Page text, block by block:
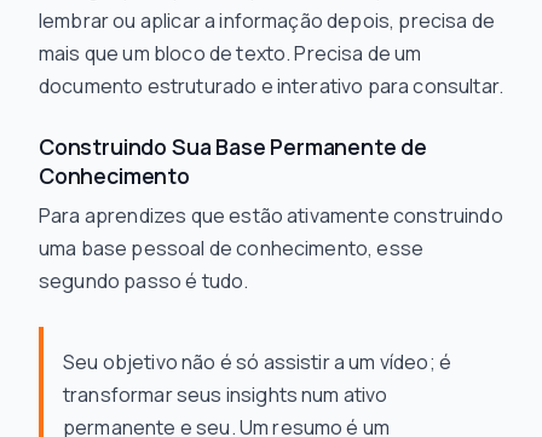
lembrar ou aplicar a informação depois, precisa de
mais que um bloco de texto. Precisa de um
documento estruturado e interativo para consultar.
Construindo Sua Base Permanente de
Conhecimento
Para aprendizes que estão ativamente construindo
uma base pessoal de conhecimento, esse
segundo passo é tudo.
Seu objetivo não é só assistir a um vídeo; é
transformar seus insights num ativo
permanente e seu. Um resumo é um